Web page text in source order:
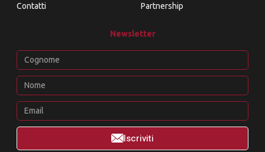
Contatti
Partnership
Newsletter
Iscriviti